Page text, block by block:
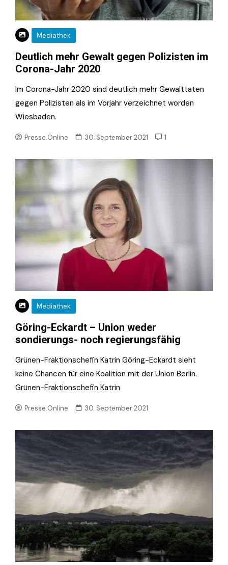
Mediathek
Deutlich mehr Gewalt gegen Polizisten im
Corona-Jahr 2020
Im Corona-Jahr 2020 sind deutlich mehr Gewalttaten
gegen Polizisten als im Vorjahr verzeichnet worden
Wiesbaden.
Presse.Online 30. September 2021 1
Mediathek
Göring-Eckardt – Union weder
sondierungs- noch regierungsfähig
Grünen-Fraktionschefin Katrin Göring-Eckardt sieht
keine Chancen für eine Koalition mit der Union Berlin.
Grünen-Fraktionschefin Katrin
Presse.Online 30. September 2021